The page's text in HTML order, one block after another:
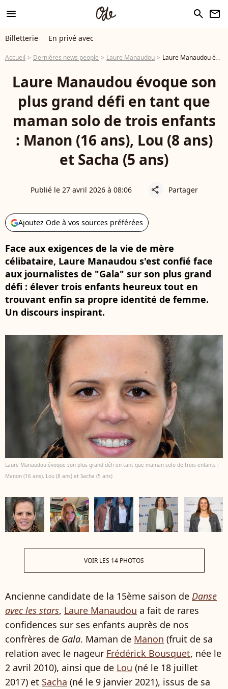
menu search newsletter
Billetterie En privé avec
Accueil Dernières news people Laure Manaudou Laure Manaudou évoque son plus grand défi en tant que maman solo de trois enfants : Manon (16 ans), Lou (8 ans) et Sacha (5 ans)
Laure Manaudou évoque son
plus grand défi en tant que
maman solo de trois enfants
: Manon (16 ans), Lou (8 ans)
et Sacha (5 ans)
Publié le 27 avril 2026 à 08:06 share Partager
Ajoutez Ode à vos sources préférées
Face aux exigences de la vie de mère
célibataire, Laure Manaudou s'est confié face
aux journalistes de "Gala" sur son plus grand
défi : élever trois enfants heureux tout en
trouvant enfin sa propre identité de femme.
Un discours inspirant.
Laure Manaudou évoque son plus grand défi en tant que maman solo de trois enfants :
Manon (16 ans), Lou (8 ans) et Sacha (5 ans)
VOIR LES 14 PHOTOS
Ancienne candidate de la 15ème saison de Danse
avec les stars, Laure Manaudou a fait de rares
confidences sur ses enfants auprès de nos
confrères de Gala. Maman de Manon (fruit de sa
relation avec le nageur Frédérick Bousquet, née le
2 avril 2010), ainsi que de Lou (né le 18 juillet
2017) et Sacha (né le 9 janvier 2021), issus de sa